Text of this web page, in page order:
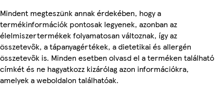
Mindent megteszünk annak érdekében, hogy a
termékinformációk pontosak legyenek, azonban az
élelmiszertermékek folyamatosan változnak, így az
összetevők, a tápanyagértékek, a dietetikai és allergén
összetevők is. Minden esetben olvasd el a terméken található
címkét és ne hagyatkozz kizárólag azon információkra,
amelyek a weboldalon találhatóak.